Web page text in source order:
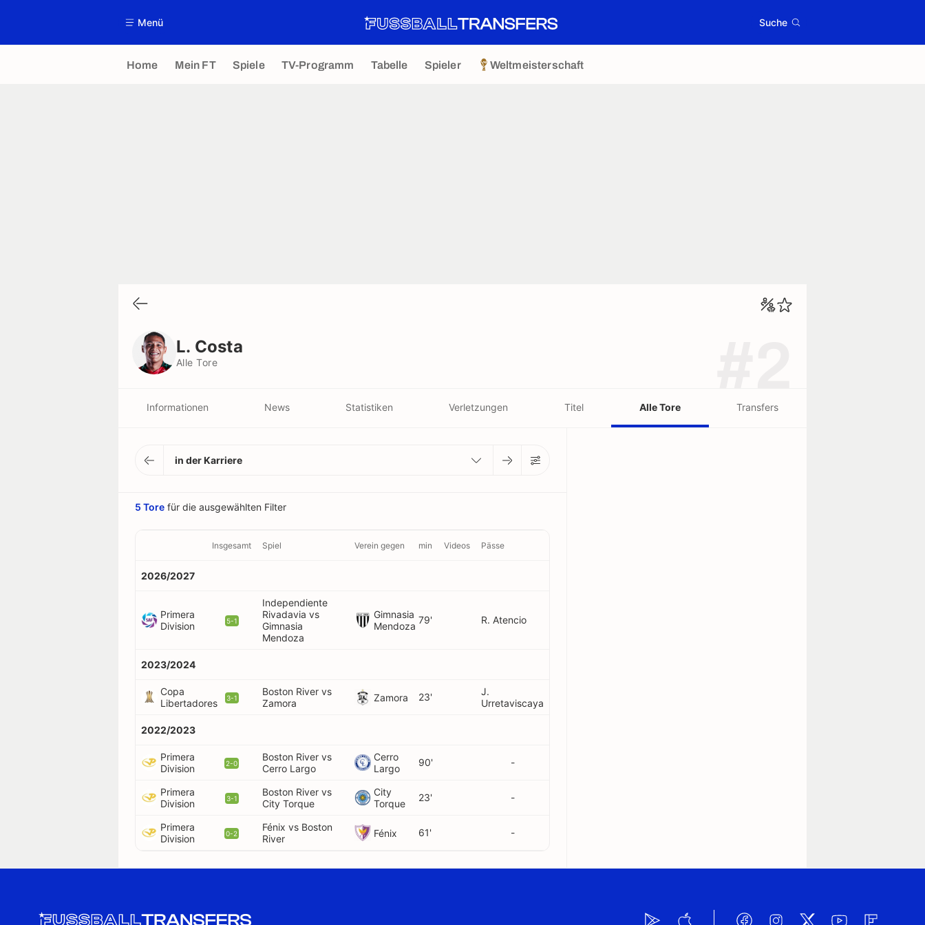
Menü Suche
Home Mein FT Spiele TV-Programm Tabelle Spieler Weltmeisterschaft
L. Costa
Alle Tore
Informationen News Statistiken Verletzungen Titel Alle Tore Transfers
in der Karriere
5 Tore für die ausgewählten Filter
Insgesamt Spiel Verein gegen min Videos Pässe
2026/2027
Primera
Division
5-1
Independiente
Rivadavia vs
Gimnasia
Mendoza
Gimnasia
Mendoza
79' R. Atencio
2023/2024
Copa
Libertadores
3-1
Boston River vs
Zamora
Zamora 23'
J.
Urretaviscaya
2022/2023
Primera
Division
2-0
Boston River vs
Cerro Largo
Cerro
Largo
90' -
Primera
Division
3-1
Boston River vs
City Torque
City
Torque
23' -
Primera
Division
0-2
Fénix vs Boston
River
Fénix 61' -